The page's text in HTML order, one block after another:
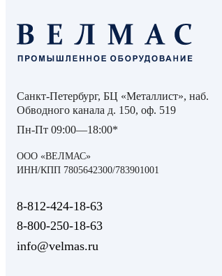
Санкт-Петербург, БЦ «Металлист», наб.
Обводного канала д. 150, оф. 519
Пн-Пт 09:00—18:00*
ООО «ВЕЛМАС»
ИНН/КПП 7805642300/783901001
8‑812‑424‑18‑63
8‑800‑250‑18‑63
info@velmas.ru